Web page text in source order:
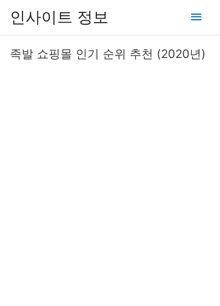
츠
인사이트 정보
메
인
메
족발 쇼핑몰 인기 순위 추천 (2020년)